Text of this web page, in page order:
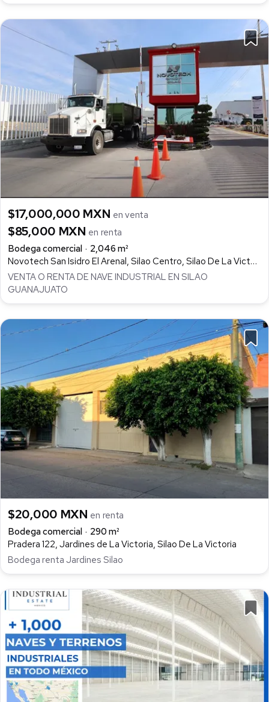
$17,000,000 MXN en venta
$85,000 MXN en renta
Bodega comercial
2,046 m²
Novotech San Isidro El Arenal, Silao Centro, Silao De La Victoria
VENTA O RENTA DE NAVE INDUSTRIAL EN SILAO
GUANAJUATO
$20,000 MXN en renta
Bodega comercial
290 m²
Pradera 122, Jardines de La Victoria, Silao De La Victoria
Bodega renta Jardines Silao